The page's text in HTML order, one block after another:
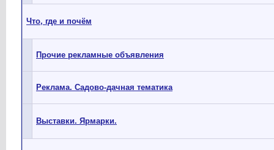
Что, где и почём
Прочие рекламные объявления
Реклама. Садово-дачная тематика
Выставки. Ярмарки.